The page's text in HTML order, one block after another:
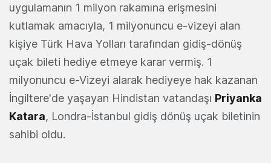
uygulamanın 1 milyon rakamına erişmesini
kutlamak amacıyla, 1 milyonuncu e-vizeyi alan
kişiye Türk Hava Yolları tarafından gidiş-dönüş
uçak bileti hediye etmeye karar vermiş. 1
milyonuncu e-Vizeyi alarak hediyeye hak kazanan
İngiltere'de yaşayan Hindistan vatandaşı Priyanka
Katara, Londra-İstanbul gidiş dönüş uçak biletinin
sahibi oldu.